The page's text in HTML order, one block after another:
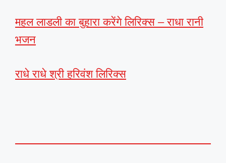
महल लाडली का बुहारा करेंगे लिरिक्स – राधा रानी
भजन
राधे राधे श्री हरिवंश लिरिक्स